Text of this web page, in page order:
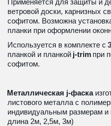
ветровой доски, карнизных
софитом. Возможна
планки при оформлении
Используется в комплекте с
планкой и планкой j-trim при
софитом.
Металлическая j-фаска
листового металла с
индивидуальным размерам и
длина 2м, 2,5м, 3м)